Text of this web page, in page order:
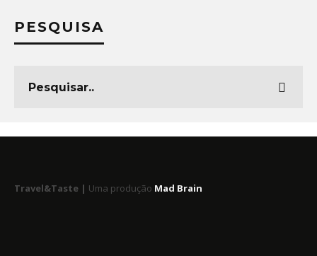
PESQUISA
Travel&Taste | Uma produção Mad Brain